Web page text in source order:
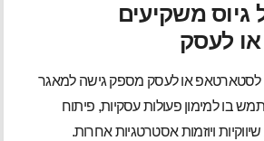
גיוס משקיעים
לעסק
לסטארטאפ או לעסק מספק גישה למאגר
בו למימון פעולות עסקיות, פיתוח
שיווקיות ויוזמות אסטרטגיות אחרות.